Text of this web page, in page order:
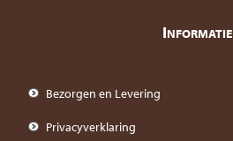
INFORMATIE
Bezorgen en Levering
Privacyverklaring